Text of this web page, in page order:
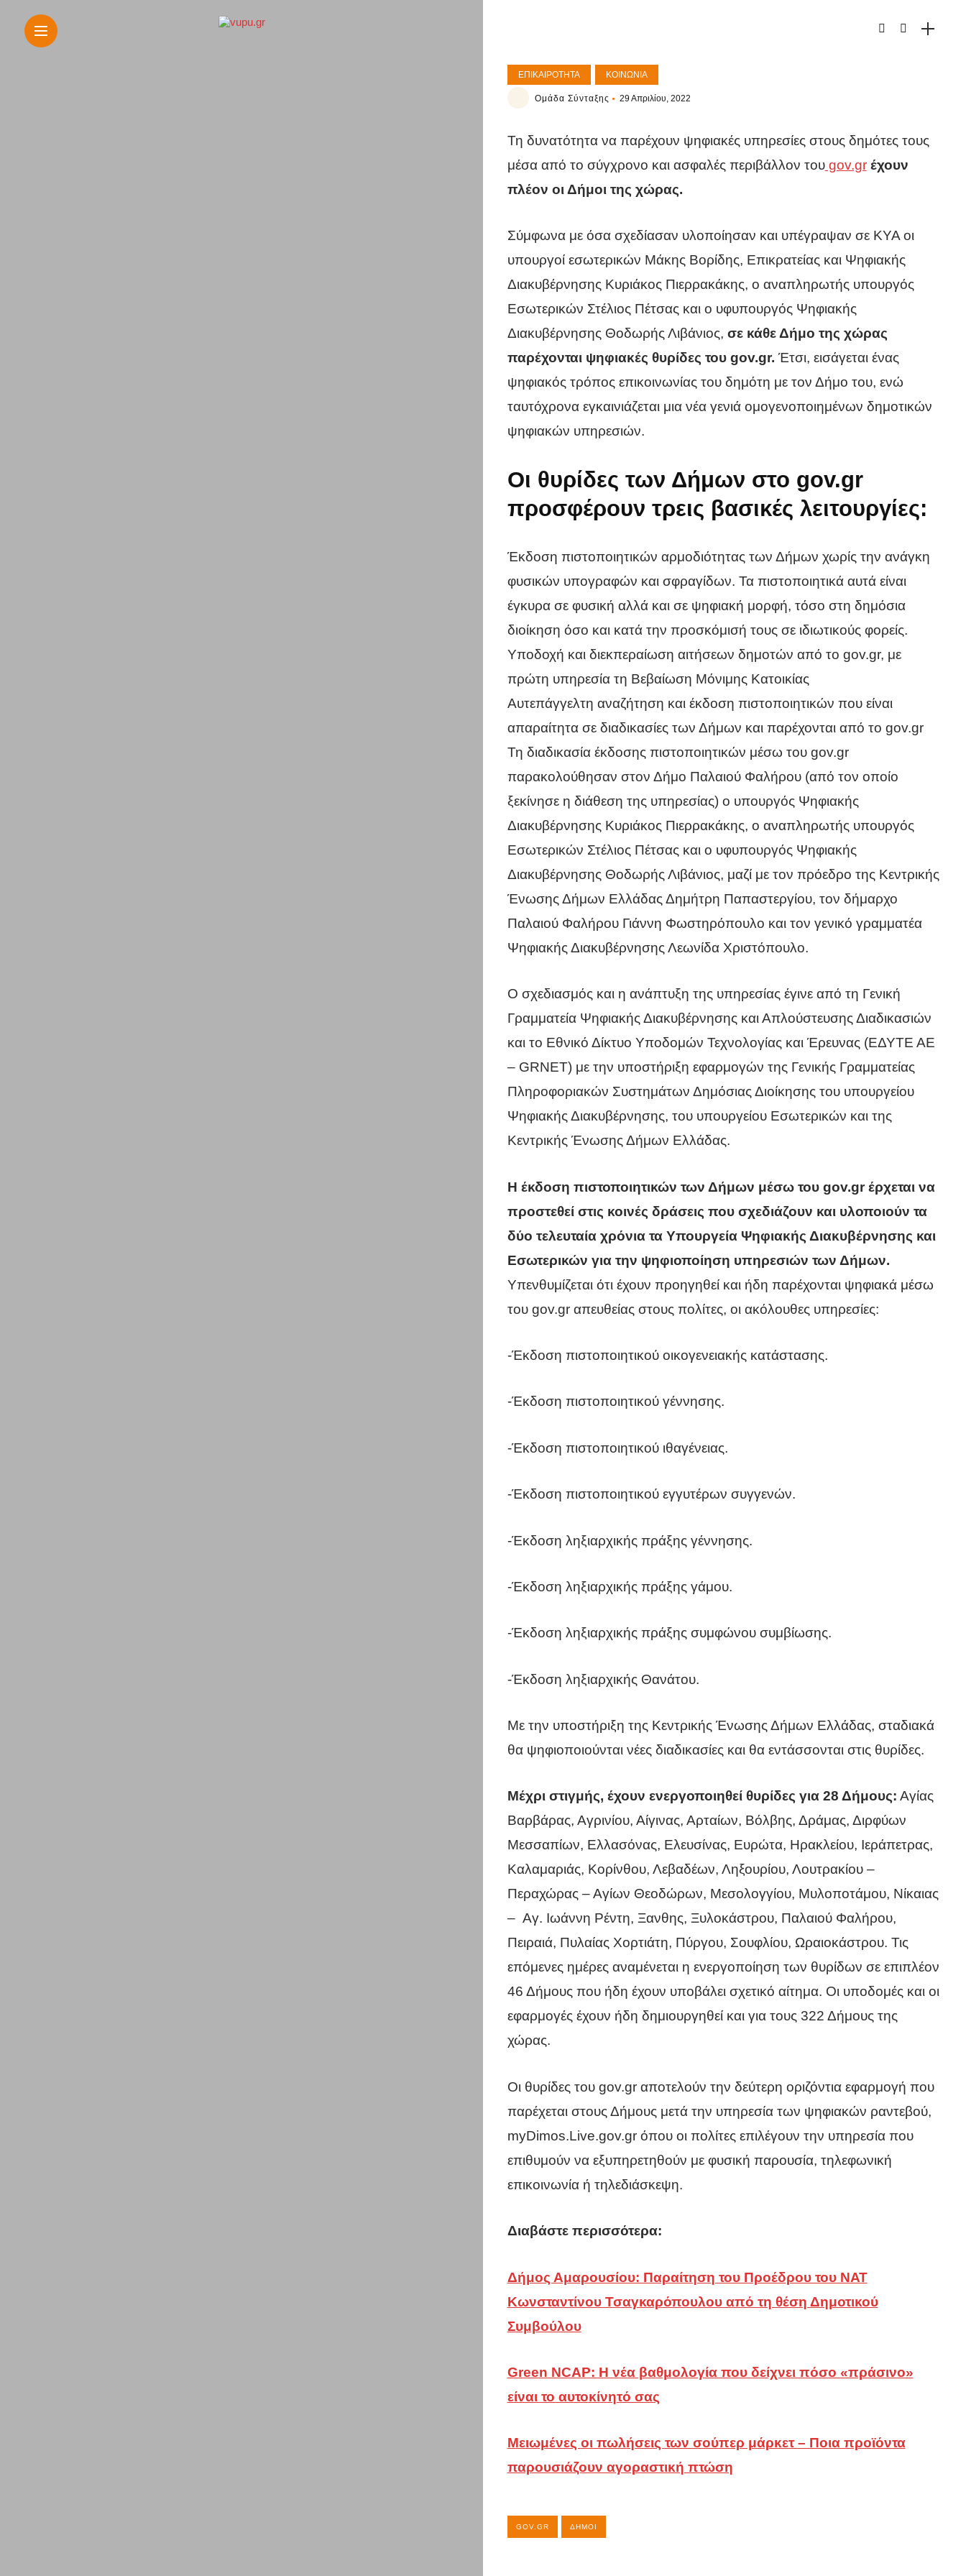
Η
πόλη
σου
Περιφέρεια
Αττικής
Σύλλογοι
Υγεία
&
Διατροφή
Διασκέδαση
Travel
Αυτοκίνητο
Επικοινωνία
Search
ΕΠΙΚΑΙΡΌΤΗΤΑ ΚΟΙΝΩΝΊΑ
Ομάδα Σύνταξης 29 Απριλίου, 2022
Τη δυνατότητα να παρέχουν ψηφιακές υπηρεσίες στους δημότες τους
μέσα από το σύγχρονο και ασφαλές περιβάλλον τουgov.grέχουν
πλέον οι Δήμοι της χώρας.
Σύμφωνα με όσα σχεδίασαν υλοποίησαν και υπέγραψαν σε ΚΥΑ οι
υπουργοί εσωτερικών Μάκης Βορίδης, Επικρατείας και Ψηφιακής
Διακυβέρνησης Κυριάκος Πιερρακάκης, ο αναπληρωτής υπουργός
Εσωτερικών Στέλιος Πέτσας και ο υφυπουργός Ψηφιακής
Διακυβέρνησης Θοδωρής Λιβάνιος, σε κάθε Δήμο της χώρας
παρέχονται ψηφιακές θυρίδες του gov.gr. Έτσι, εισάγεται ένας
ψηφιακός τρόπος επικοινωνίας του δημότη με τον Δήμο του, ενώ
ταυτόχρονα εγκαινιάζεται μια νέα γενιά ομογενοποιημένων δημοτικών
ψηφιακών υπηρεσιών.
Οι θυρίδες των Δήμων στο gov.gr
προσφέρουν τρεις βασικές λειτουργίες:
Έκδοση πιστοποιητικών αρμοδιότητας των Δήμων χωρίς την ανάγκη
φυσικών υπογραφών και σφραγίδων. Τα πιστοποιητικά αυτά είναι
έγκυρα σε φυσική αλλά και σε ψηφιακή μορφή, τόσο στη δημόσια
διοίκηση όσο και κατά την προσκόμισή τους σε ιδιωτικούς φορείς.
Υποδοχή και διεκπεραίωση αιτήσεων δημοτών από το gov.gr, με
πρώτη υπηρεσία τη Βεβαίωση Μόνιμης Κατοικίας
Αυτεπάγγελτη αναζήτηση και έκδοση πιστοποιητικών που είναι
απαραίτητα σε διαδικασίες των Δήμων και παρέχονται από το gov.gr
Τη διαδικασία έκδοσης πιστοποιητικών μέσω του gov.gr
παρακολούθησαν στον Δήμο Παλαιού Φαλήρου (από τον οποίο
ξεκίνησε η διάθεση της υπηρεσίας) ο υπουργός Ψηφιακής
Διακυβέρνησης Κυριάκος Πιερρακάκης, ο αναπληρωτής υπουργός
Εσωτερικών Στέλιος Πέτσας και ο υφυπουργός Ψηφιακής
Διακυβέρνησης Θοδωρής Λιβάνιος, μαζί με τον πρόεδρο της Κεντρικής
Ένωσης Δήμων Ελλάδας Δημήτρη Παπαστεργίου, τον δήμαρχο
Παλαιού Φαλήρου Γιάννη Φωστηρόπουλο και τον γενικό γραμματέα
Ψηφιακής Διακυβέρνησης Λεωνίδα Χριστόπουλο.
Ο σχεδιασμός και η ανάπτυξη της υπηρεσίας έγινε από τη Γενική
Γραμματεία Ψηφιακής Διακυβέρνησης και Απλούστευσης Διαδικασιών
και το Εθνικό Δίκτυο Υποδομών Τεχνολογίας και Έρευνας (ΕΔΥΤΕ ΑΕ
– GRNET) με την υποστήριξη εφαρμογών της Γενικής Γραμματείας
Πληροφοριακών Συστημάτων Δημόσιας Διοίκησης του υπουργείου
Ψηφιακής Διακυβέρνησης, του υπουργείου Εσωτερικών και της
Κεντρικής Ένωσης Δήμων Ελλάδας.
Η έκδοση πιστοποιητικών των Δήμων μέσω του gov.gr έρχεται να
προστεθεί στις κοινές δράσεις που σχεδιάζουν και υλοποιούν τα
δύο τελευταία χρόνια τα Υπουργεία Ψηφιακής Διακυβέρνησης και
Εσωτερικών για την ψηφιοποίηση υπηρεσιών των Δήμων.
Υπενθυμίζεται ότι έχουν προηγηθεί και ήδη παρέχονται ψηφιακά μέσω
του gov.gr απευθείας στους πολίτες, οι ακόλουθες υπηρεσίες:
-Έκδοση πιστοποιητικού οικογενειακής κατάστασης.
-Έκδοση πιστοποιητικού γέννησης.
-Έκδοση πιστοποιητικού ιθαγένειας.
-Έκδοση πιστοποιητικού εγγυτέρων συγγενών.
-Έκδοση ληξιαρχικής πράξης γέννησης.
-Έκδοση ληξιαρχικής πράξης γάμου.
-Έκδοση ληξιαρχικής πράξης συμφώνου συμβίωσης.
-Έκδοση ληξιαρχικής Θανάτου.
Με την υποστήριξη της Κεντρικής Ένωσης Δήμων Ελλάδας, σταδιακά
θα ψηφιοποιούνται νέες διαδικασίες και θα εντάσσονται στις θυρίδες.
Μέχρι στιγμής, έχουν ενεργοποιηθεί θυρίδες για 28 Δήμους: Αγίας
Βαρβάρας, Αγρινίου, Αίγινας, Αρταίων, Βόλβης, Δράμας, Διρφύων
Μεσσαπίων, Ελλασόνας, Ελευσίνας, Ευρώτα, Ηρακλείου, Ιεράπετρας,
Καλαμαριάς, Κορίνθου, Λεβαδέων, Ληξουρίου, Λουτρακίου –
Περαχώρας – Αγίων Θεοδώρων, Μεσολογγίου, Μυλοποτάμου, Νίκαιας
– Αγ. Ιωάννη Ρέντη, Ξανθης, Ξυλοκάστρου, Παλαιού Φαλήρου,
Πειραιά, Πυλαίας Χορτιάτη, Πύργου, Σουφλίου, Ωραιοκάστρου. Τις
επόμενες ημέρες αναμένεται η ενεργοποίηση των θυρίδων σε επιπλέον
46 Δήμους που ήδη έχουν υποβάλει σχετικό αίτημα. Οι υποδομές και οι
εφαρμογές έχουν ήδη δημιουργηθεί και για τους 322 Δήμους της
χώρας.
Οι θυρίδες του gov.gr αποτελούν την δεύτερη οριζόντια εφαρμογή που
παρέχεται στους Δήμους μετά την υπηρεσία των ψηφιακών ραντεβού,
myDimos.Live.gov.gr όπου οι πολίτες επιλέγουν την υπηρεσία που
επιθυμούν να εξυπηρετηθούν με φυσική παρουσία, τηλεφωνική
επικοινωνία ή τηλεδιάσκεψη.
Διαβάστε περισσότερα:
Δήμος Αμαρουσίου: Παραίτηση του Προέδρου του ΝΑΤ
Κωνσταντίνου Τσαγκαρόπουλου από τη θέση Δημοτικού
Συμβούλου
Green NCAP: Η νέα βαθμολογία που δείχνει πόσο «πράσινο»
είναι το αυτοκίνητό σας
Μειωμένες οι πωλήσεις των σούπερ μάρκετ – Ποια προϊόντα
παρουσιάζουν αγοραστική πτώση
GOV.GR ΔΉΜΟΙ